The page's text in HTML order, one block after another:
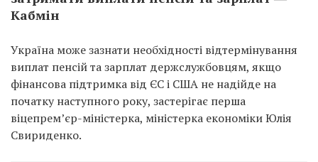
Кабмін
Україна може зазнати необхідності відтермінування
виплат пенсій та зарплат держслужбовцям, якщо
фінансова підтримка від ЄС і США не надійде на
початку наступного року, застерігає перша
віцепрем’єр-міністерка, міністерка економіки Юлія
Свириденко.